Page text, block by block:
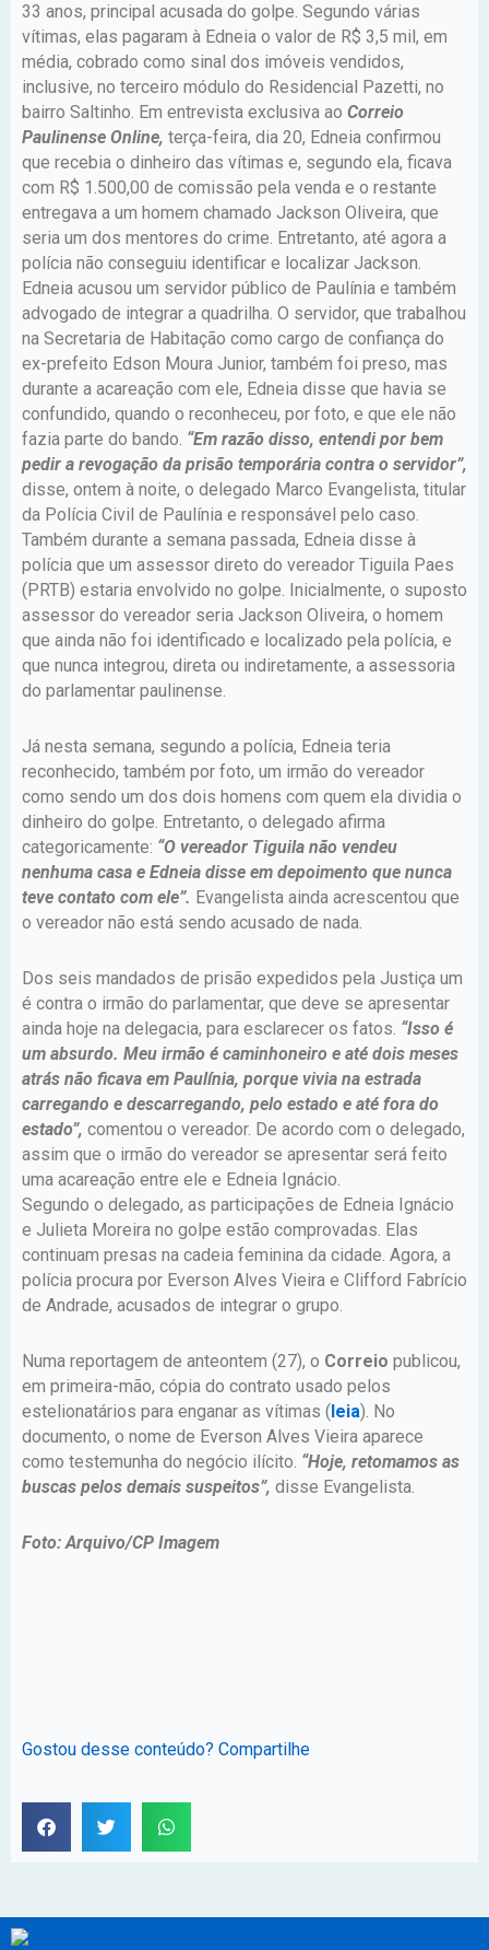
33 anos, principal acusada do golpe. Segundo várias
vítimas, elas pagaram à Edneia o valor de R$ 3,5 mil, em
média, cobrado como sinal dos imóveis vendidos,
inclusive, no terceiro módulo do Residencial Pazetti, no
bairro Saltinho. Em entrevista exclusiva ao Correio
Paulinense Online, terça-feira, dia 20, Edneia confirmou
que recebia o dinheiro das vítimas e, segundo ela, ficava
com R$ 1.500,00 de comissão pela venda e o restante
entregava a um homem chamado Jackson Oliveira, que
seria um dos mentores do crime. Entretanto, até agora a
polícia não conseguiu identificar e localizar Jackson.
Edneia acusou um servidor público de Paulínia e também
advogado de integrar a quadrilha. O servidor, que trabalhou
na Secretaria de Habitação como cargo de confiança do
ex-prefeito Edson Moura Junior, também foi preso, mas
durante a acareação com ele, Edneia disse que havia se
confundido, quando o reconheceu, por foto, e que ele não
fazia parte do bando. “Em razão disso, entendi por bem
pedir a revogação da prisão temporária contra o servidor”,
disse, ontem à noite, o delegado Marco Evangelista, titular
da Polícia Civil de Paulínia e responsável pelo caso.
Também durante a semana passada, Edneia disse à
polícia que um assessor direto do vereador Tiguila Paes
(PRTB) estaria envolvido no golpe. Inicialmente, o suposto
assessor do vereador seria Jackson Oliveira, o homem
que ainda não foi identificado e localizado pela polícia, e
que nunca integrou, direta ou indiretamente, a assessoria
do parlamentar paulinense.
Já nesta semana, segundo a polícia, Edneia teria
reconhecido, também por foto, um irmão do vereador
como sendo um dos dois homens com quem ela dividia o
dinheiro do golpe. Entretanto, o delegado afirma
categoricamente: “O vereador Tiguila não vendeu
nenhuma casa e Edneia disse em depoimento que nunca
teve contato com ele”. Evangelista ainda acrescentou que
o vereador não está sendo acusado de nada.
Dos seis mandados de prisão expedidos pela Justiça um
é contra o irmão do parlamentar, que deve se apresentar
ainda hoje na delegacia, para esclarecer os fatos. “Isso é
um absurdo. Meu irmão é caminhoneiro e até dois meses
atrás não ficava em Paulínia, porque vivia na estrada
carregando e descarregando, pelo estado e até fora do
estado”, comentou o vereador. De acordo com o delegado,
assim que o irmão do vereador se apresentar será feito
uma acareação entre ele e Edneia Ignácio.
Segundo o delegado, as participações de Edneia Ignácio
e Julieta Moreira no golpe estão comprovadas. Elas
continuam presas na cadeia feminina da cidade. Agora, a
polícia procura por Everson Alves Vieira e Clifford Fabrício
de Andrade, acusados de integrar o grupo.
Numa reportagem de anteontem (27), o Correio publicou,
em primeira-mão, cópia do contrato usado pelos
estelionatários para enganar as vítimas (leia). No
documento, o nome de Everson Alves Vieira aparece
como testemunha do negócio ilícito. “Hoje, retomamos as
buscas pelos demais suspeitos”, disse Evangelista.
Foto: Arquivo/CP Imagem
Gostou desse conteúdo? Compartilhe